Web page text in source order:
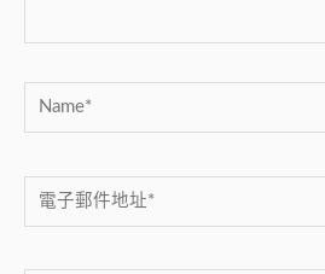
Name*
電
子